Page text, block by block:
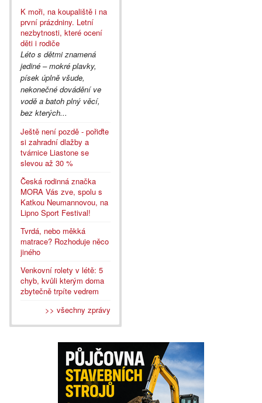
K moři, na koupaliště i na
první prázdniny. Letní
nezbytnosti, které ocení
děti i rodiče
Léto s dětmi znamená
jediné – mokré plavky,
písek úplně všude,
nekonečné dovádění ve
vodě a batoh plný věcí,
bez kterých...
Ještě není pozdě - pořiďte
si zahradní dlažby a
tvárnice Liastone se
slevou až 30 %
Česká rodinná značka
MORA Vás zve, spolu s
Katkou Neumannovou, na
Lipno Sport Festival!
Tvrdá, nebo měkká
matrace? Rozhoduje něco
jiného
Venkovní rolety v létě: 5
chyb, kvůli kterým doma
zbytečně trpíte vedrem
>> všechny zprávy